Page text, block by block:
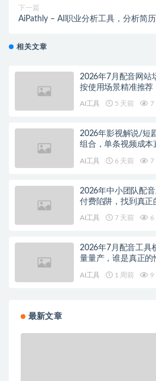
下一篇
AiPathly – AI职业分析工具，分析简
相关文章
2026年7月配音网站
按使用场景精准推荐
AI工具 5 天前 7
2026年影视解说/短
组合，单条视频成本
AI工具 6 天前 7
2026年中小团队配
付费陷阱，找到真正
AI工具 7 天前 6
2026年7月配音工具
量量产，谁是真正的
AI工具 1 周前 9
最新文章